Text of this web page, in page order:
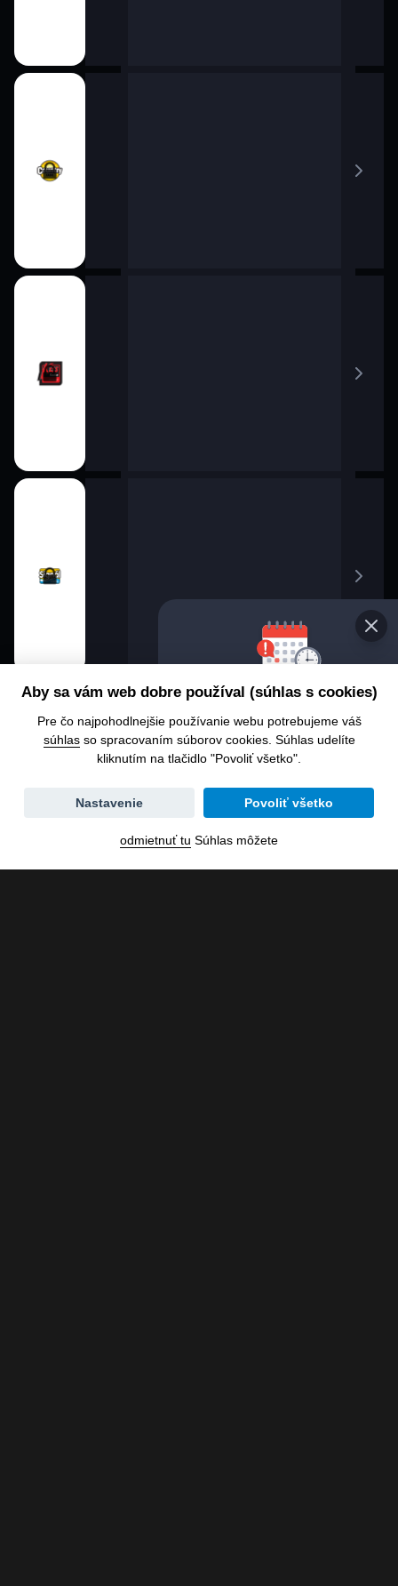
Zmena
dátumu
Aby sa vám web dobre používal (súhlas s cookies)
Pre čo najpohodlnejšie používanie webu potrebujeme váš
súhlasso spracovaním súborov cookies. Súhlas udelíte
kliknutím na tlačidlo "Povoliť všetko".
Povoliť všetko
Nastavenie
odmietnuť tu Súhlas môžete